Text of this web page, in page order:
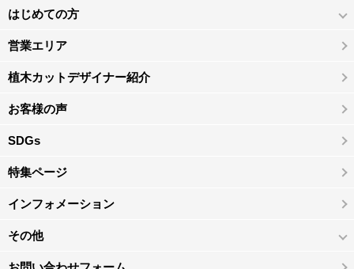
はじめての方
営業エリア
植木カットデザイナー紹介
お客様の声
SDGs
特集ページ
インフォメーション
その他